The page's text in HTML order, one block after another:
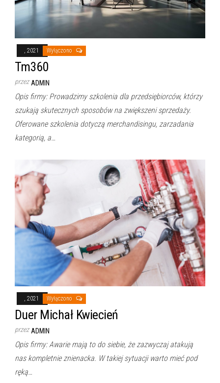
, 2021 Wyłączono
Tm360
przez ADMIN
Opis firmy: Prowadzimy szkolenia dla przedsiębiorców, którzy
szukają skutecznych sposobów na zwiększeni sprzedaży.
Oferowane szkolenia dotyczą merchandisingu, zarzadania
kategorią, a…
, 2021 Wyłączono
Duer Michał Kwiecień
przez ADMIN
Opis firmy: Awarie mają to do siebie, że zazwyczaj atakują
nas kompletnie znienacka. W takiej sytuacji warto mieć pod
ręką…